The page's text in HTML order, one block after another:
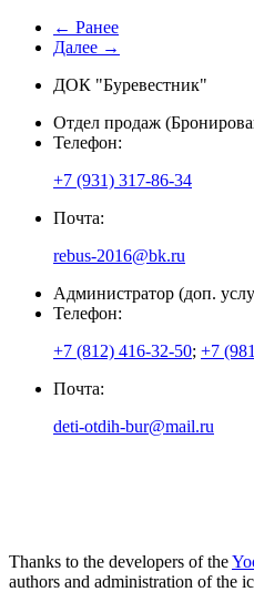
← Ранее
Далее →
ДОК "Буревестник"
Отдел продаж
Телефон:
+7 (931) 317-86-34
Почта:
rebus-2016@bk.ru
Администратор (доп.
Телефон:
+7 (812) 416-32-50; +7
Почта:
deti-otdih-bur@mail.ru
Thanks to the developers of the
authors and administration of the